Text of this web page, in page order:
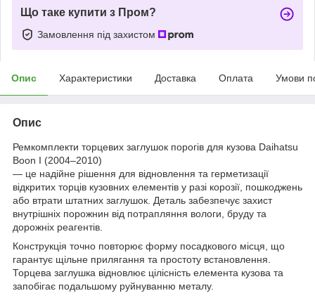
Що таке купити з Пром?
Замовлення під захистом
Опис Характеристики Доставка Оплата Умови
Опис
Ремкомплекти торцевих заглушок порогів для кузова Daihatsu
Boon I (2004–2010)
— це надійне рішення для відновлення та герметизації
відкритих торців кузовних елементів у разі корозії, пошкоджень
або втрати штатних заглушок. Деталь забезпечує захист
внутрішніх порожнин від потрапляння вологи, бруду та
дорожніх реагентів.
Конструкція точно повторює форму посадкового місця, що
гарантує щільне прилягання та простоту встановлення.
Торцева заглушка відновлює цілісність елемента кузова та
запобігає подальшому руйнуванню металу.